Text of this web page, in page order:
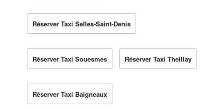
Réserver Taxi Selles-Saint-Denis
Réserver Taxi Souesmes Réserver Taxi Theillay
Réserver Taxi Baigneaux